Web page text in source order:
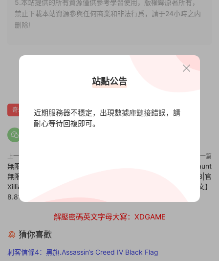
5.本站提供的所有資源僅供參考學習使用，版權歸原著所有，
禁止下載本站資源參與任何商業和非法行爲，請于24小時之内
删除!
0 0
奇幻
上一篇
無限傳說/無盡傳說/無盡的傳說/
無限的傳說/Tales of
Xillia【v50_rpcs3.0.0.18|容量
8.81GB|内置簡中漢化】
下一篇
鬧鬼追逐者/鬼魂追逐者/Haunt
Chaser【完整版|容量12.6GB|官
方簡體中文】
解壓密碼英文字母大寫：XDGAME
猜你喜歡
刺客信條4：黑旗.Assassin’s Creed IV Black Flag
站點公告
近期服務器不穩定，出現數據庫鏈接錯誤，請
耐心等待回複即可。